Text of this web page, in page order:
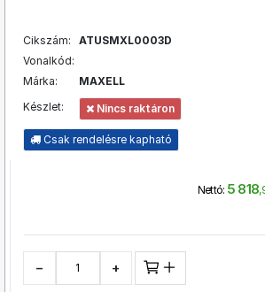
Cikszám:
ATUSMXL0003D
Vonalkód:
Márka:
MAXELL
Készlet:
Nincs raktáron
Csak rendelésre kapható
Nettó: 5 818
− +